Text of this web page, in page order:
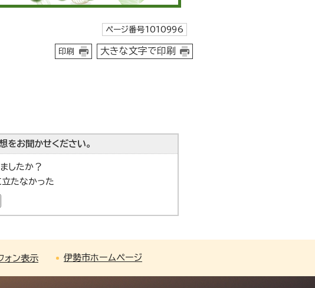
ページ番号1010996
印刷 大きな文字で印刷
をお聞かせください。
したか？
たなかった
ォン表示 伊勢市ホームページ